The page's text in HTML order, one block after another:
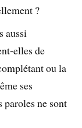
?
aussi
elles de
ou la
ses
paroles ne sont